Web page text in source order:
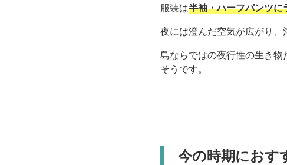
服装は半袖・ハーフパンツに
夜には澄んだ空気が広がり、
島ならではの夜行性の生き物
そうです。
今の時期におす